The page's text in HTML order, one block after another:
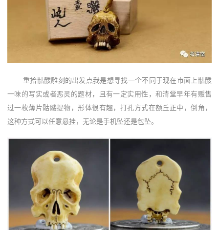
重拾骷髅雕刻的出发点我是想寻找一个不同于现在市面上骷髅
一味的写实或者恶灵的题材，且有一定实用性，和清堂早年有贩售
过一枚薄片骷髅提物，形体很有趣，打孔方式在额丘正中，倒角，
这种方式可以任意悬挂，无论是手机坠还是包坠。